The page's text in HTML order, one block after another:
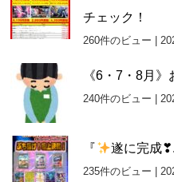
チェック！
260件のビュー |
《6・7・8月
240件のビュー |
『 遂に完成
235件のビュー |